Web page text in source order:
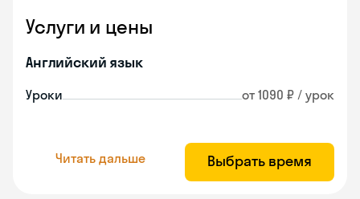
Услуги и цены
Английский язык
Уроки от 1090 ₽ / урок
Читать дальше Выбрать время